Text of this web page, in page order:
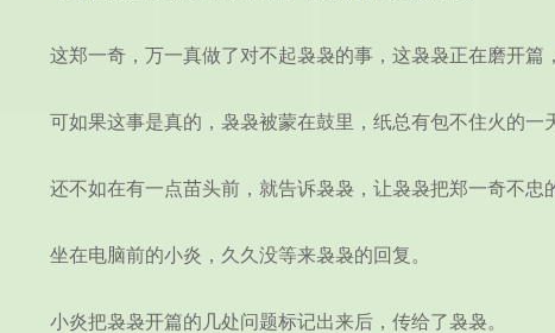
这郑一奇，万一真做了对不起袅袅的事，这袅袅正在磨开篇
可如果这事是真的，袅袅被蒙在鼓里，纸总有包不住火的一
还不如在有一点苗头前，就告诉袅袅，让袅袅把郑一奇不忠
坐在电脑前的小炎，久久没等来袅袅的回复。
小炎把袅袅开篇的几处问题标记出来后，传给了袅袅。